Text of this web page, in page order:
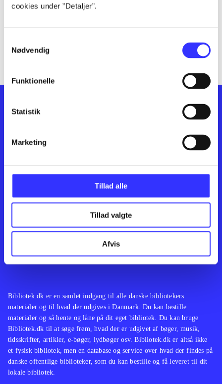
cookies under ”Detaljer”.
Nødvendig
Funktionelle
Statistik
Marketing
Tillad alle
Tillad valgte
Afvis
lorem ipsum dolor sit amet ...
lorem ipsum dolor sit amet ...
Feedback
Bibliotek.dk er en samlet indgang til alle danske bibliotekers
materialer og til hvad der udgives i Danmark. Du kan bestille
materialer og så hente og låne på dit eget bibliotek. Du kan bruge
Bibliotek.dk til at søge frem, hvad der er udgivet af bøger, musik,
tidsskrifter, artikler, e-bøger, lydbøger osv. Bibliotek.dk er altså ikke
et fysisk bibliotek, men en database og service over hvad der findes på
danske offentlige biblioteker, som du kan bestille og få leveret til dit
lokale bibliotek.
Kontakt os
English
Artikler
Film
Musik
Noder